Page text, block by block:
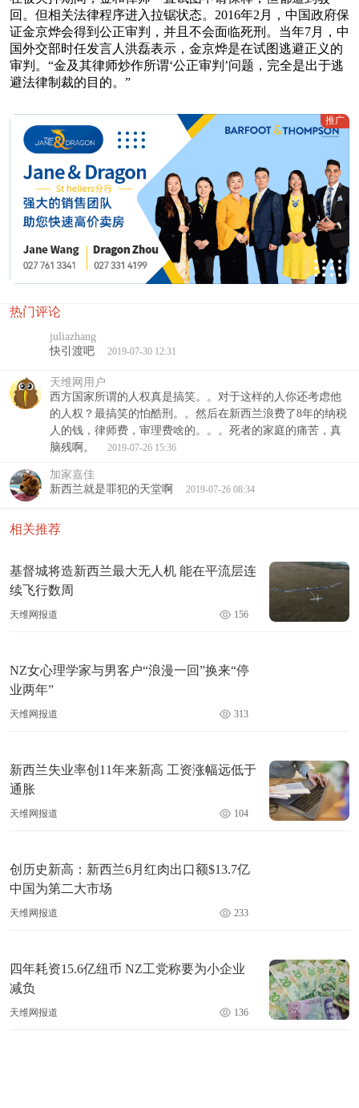
回。但相关法律程序进入拉锯状态。2016年2月，中国政府保
证金京烨会得到公正审判，并且不会面临死刑。当年7月，中
国外交部时任发言人洪磊表示，金京烨是在试图逃避正义的
审判。“金及其律师炒作所谓‘公正审判’问题，完全是出于逃
避法律制裁的目的。”
推广
热门评论
juliazhang
快引渡吧
2019-07-30 12:31
天维网用户
西方国家所谓的人权真是搞笑。。对于这样的人你还考虑他
的人权？最搞笑的怕酷刑。。然后在新西兰浪费了8年的纳税
人的钱，律师费，审理费啥的。。。死者的家庭的痛苦，真
脑残啊。
2019-07-26 15:36
加家嘉佳
新西兰就是罪犯的天堂啊
2019-07-26 08:34
相关推荐
基督城将造新西兰最大无人机 能在平流层连
续飞行数周
天维网报道 156
NZ女心理学家与男客户“浪漫一回”换来“停
业两年”
天维网报道 313
新西兰失业率创11年来新高 工资涨幅远低于
通胀
天维网报道 104
创历史新高：新西兰6月红肉出口额$13.7亿
中国为第二大市场
天维网报道 233
四年耗资15.6亿纽币 NZ工党称要为小企业
减负
天维网报道 136